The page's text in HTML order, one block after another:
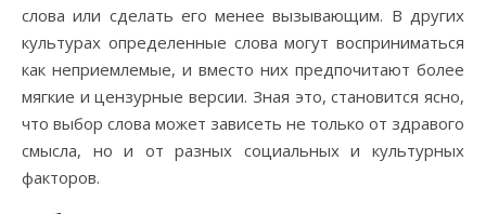
слова или сделать его менее вызывающим. В других
культурах определенные слова могут восприниматься
как неприемлемые, и вместо них предпочитают более
мягкие и цензурные версии. Зная это, становится ясно,
что выбор слова может зависеть не только от здравого
смысла, но и от разных социальных и культурных
факторов.